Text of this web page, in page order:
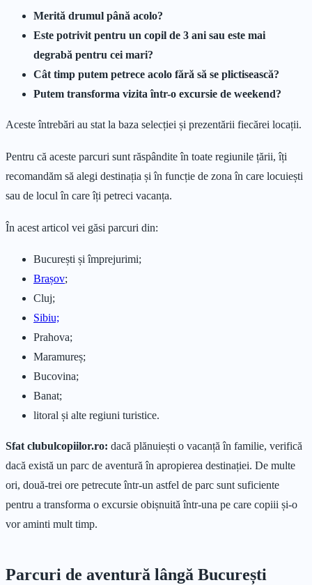
Merită drumul până acolo?
Este potrivit pentru un copil de 3 ani sau este mai
degrabă pentru cei mari?
Cât timp putem petrece acolo fără să se plictisească?
Putem transforma vizita într-o excursie de weekend?
Aceste întrebări au stat la baza selecției și prezentării fiecărei locații.
Pentru că aceste parcuri sunt răspândite în toate regiunile țării, îți
recomandăm să alegi destinația și în funcție de zona în care locuiești
sau de locul în care îți petreci vacanța.
În acest articol vei găsi parcuri din:
București și împrejurimi;
Brașov;
Cluj;
Sibiu;
Prahova;
Maramureș;
Bucovina;
Banat;
litoral și alte regiuni turistice.
Sfat clubulcopiilor.ro: dacă plănuiești o vacanță în familie, verifică
dacă există un parc de aventură în apropierea destinației. De multe
ori, două-trei ore petrecute într-un astfel de parc sunt suficiente
pentru a transforma o excursie obișnuită într-una pe care copiii și-o
vor aminti mult timp.
Parcuri de aventură lângă București